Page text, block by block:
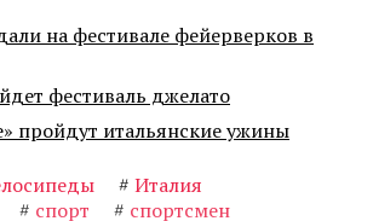
на фестивале фейерверков в
фестиваль джелато
пройдут итальянские ужины
# Италия
# спорт # спортсмен